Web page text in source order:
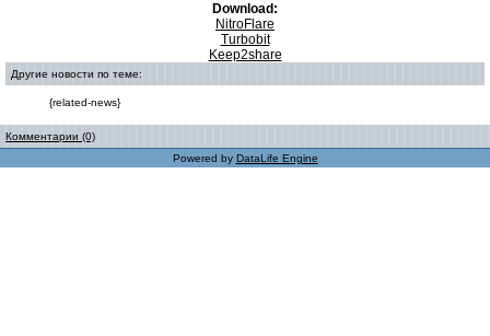
Download:
NitroFlare
Turbobit
Keep2share
Другие новости по теме:
{related-news}
Комментарии (0)
Powered by DataLife Engine